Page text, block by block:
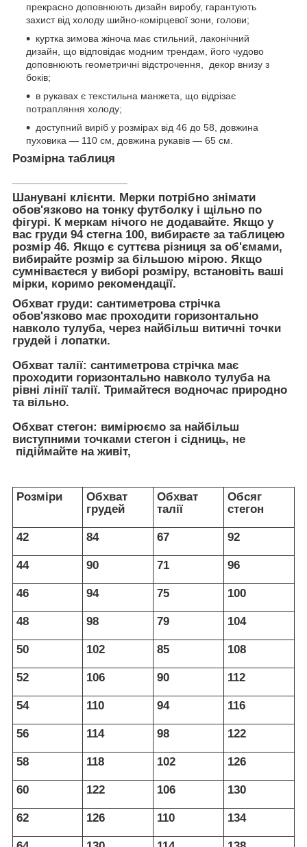
прекрасно доповнюють дизайн виробу, гарантують
захист від холоду шийно-комірцевої зони, голови;
куртка зимова жіноча має стильний, лаконічний
дизайн, що відповідає модним трендам, його чудово
доповнюють геометричні відстрочення, декор внизу з
боків;
в рукавах є текстильна манжета, що відрізає
потрапляння холоду;
доступний виріб у розмірах від 46 до 58, довжина
пуховика — 110 см, довжина рукавів — 65 см.
Розмірна таблиця
Шанувані клієнти. Мерки потрібно знімати
обов'язково на тонку футболку і щільно по
фігурі. К меркам нічого не додавайте. Якщо у
вас груди 94 стегна 100, вибираєте за таблицею
розмір 46. Якщо є суттєва різниця за об'ємами,
вибирайте розмір за більшою мірою. Якщо
сумніваєтеся у виборі розміру, встановіть ваші
мірки, коримо рекомендації.
Обхват груди: сантиметрова стрічка
обов'язково має проходити горизонтально
навколо тулуба, через найбільш витичні точки
грудей і лопатки.
Обхват талії: сантиметрова стрічка має
проходити горизонтально навколо тулуба на
рівні лінії талії. Тримайтеся водночас природно
та вільно.
Обхват стегон: вимірюємо за найбільш
виступними точками стегон і сідниць, не
підіймайте на живіт,
Розміри
Обхват
грудей
Обхват
талії
Обсяг
стегон
42 84 67 92
44 90 71 96
46 94 75 100
48 98 79 104
50 102 85 108
52 106 90 112
54 110 94 116
56 114 98 122
58 118 102 126
60 122 106 130
62 126 110 134